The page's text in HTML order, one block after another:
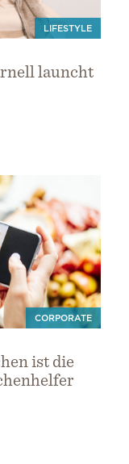
LIFESTYLE
launcht
CORPORATE
ist die